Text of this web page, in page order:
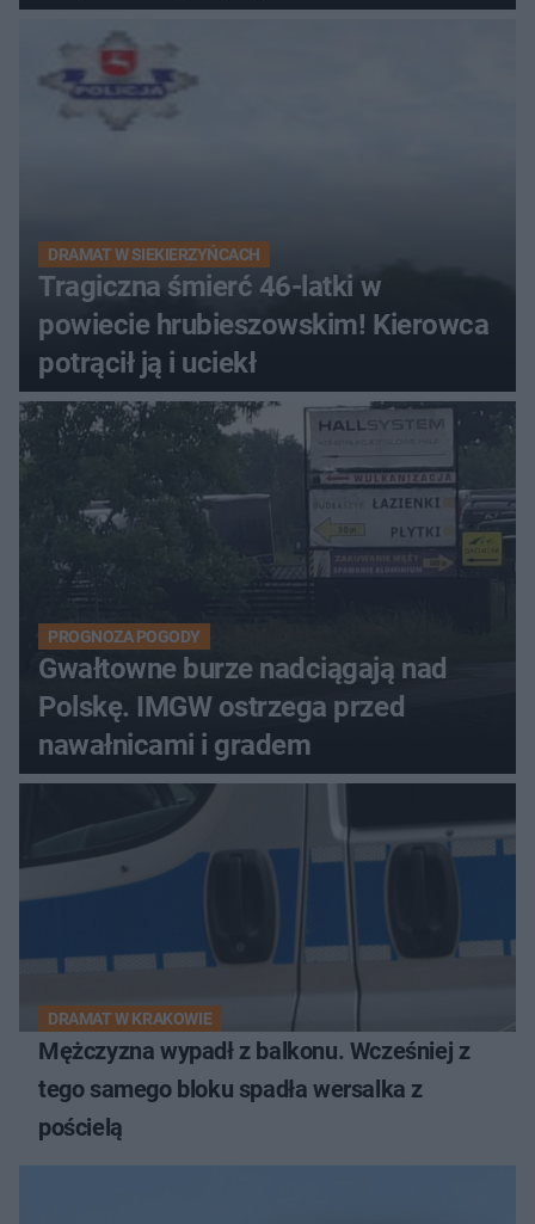
DRAMAT W SIEKIERZYŃCACH
Tragiczna śmierć 46-latki w
powiecie hrubieszowskim! Kierowca
potrącił ją i uciekł
PROGNOZA POGODY
Gwałtowne burze nadciągają nad
Polskę. IMGW ostrzega przed
nawałnicami i gradem
DRAMAT W KRAKOWIE
Mężczyzna wypadł z balkonu. Wcześniej z
tego samego bloku spadła wersalka z
pościelą